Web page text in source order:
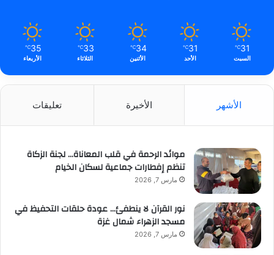
31
℃
السبت
31
℃
الأحد
34
℃
الأثنين
33
℃
الثلاثاء
35
℃
الأربعاء
الأشهر الأخيرة تعليقات
موائد الرحمة في قلب المعاناة… لجنة الزكاة
تنظم إفطارات جماعية لسكان الخيام
مارس 7, 2026
نور القرآن لا ينطفئ… عودة حلقات التحفيظ في
مسجد الزهراء شمال غزة
مارس 7, 2026